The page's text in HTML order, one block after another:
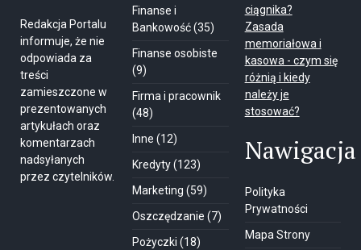
Redakcja Portalu
informuje, że nie
odpowiada za
treści
zamieszczone w
prezentowanych
artykułach oraz
komentarzach
nadsyłanych
przez czytelników.
Finanse i
Bankowość(35)
Finanse osobiste
(9)
Firma i pracownik
(48)
Inne (12)
Kredyty(123)
Marketing (59)
Oszczędzanie (7)
Pożyczki (18)
ciągnika?
Zasada
memoriałowa i
kasowa - czym się
różnią i kiedy
należy je
stosować?
Nawigacja
Polityka
Prywatności
Mapa Strony